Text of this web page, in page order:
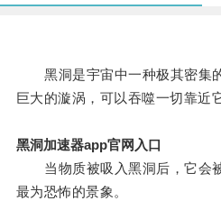
黑洞是宇宙中一种极其密集
巨大的漩涡，可以吞噬一切靠近
黑洞加速器app官网入口
当物质被吸入黑洞后，它会
最为恐怖的景象。